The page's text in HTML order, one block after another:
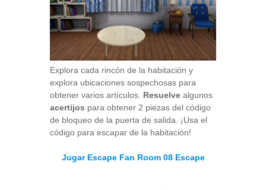
Explora cada rincón de la habitación y
explora ubicaciones sospechosas para
obtener varios artículos. Resuelve algunos
acertijos para obtener 2 piezas del código
de bloqueo de la puerta de salida. ¡Usa el
código para escapar de la habitación!
Jugar Escape Fan Room 08 Escape